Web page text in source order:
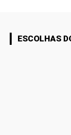
ESCOLHAS